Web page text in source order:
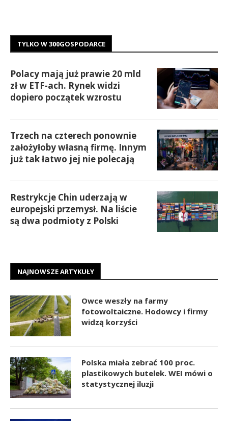
TYLKO W 300GOSPODARCE
Polacy mają już prawie 20 mld
zł w ETF-ach. Rynek widzi
dopiero początek wzrostu
Trzech na czterech ponownie
założyłoby własną firmę. Innym
już tak łatwo jej nie polecają
Restrykcje Chin uderzają w
europejski przemysł. Na liście
są dwa podmioty z Polski
NAJNOWSZE ARTYKUŁY
Owce weszły na farmy
fotowoltaiczne. Hodowcy i firmy
widzą korzyści
Polska miała zebrać 100 proc.
plastikowych butelek. WEI mówi o
statystycznej iluzji